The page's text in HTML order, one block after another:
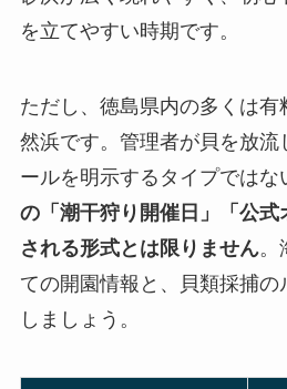
を立てやすい時期です。
ただし、徳島県内の多くは有
然浜です。管理者が貝を放流
ールを明示するタイプではな
の「潮干狩り開催日」「公式
される形式とは限りません。
ての開園情報と、貝類採捕
しましょう。